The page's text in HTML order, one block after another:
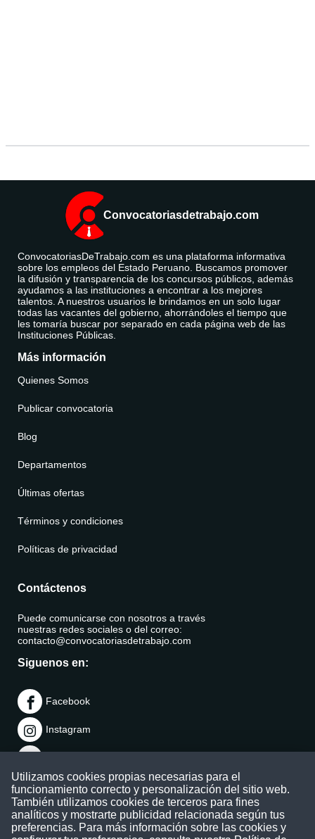
Convocatoriasdetrabajo.com
ConvocatoriasDeTrabajo.com es una plataforma informativa
sobre los empleos del Estado Peruano. Buscamos promover
la difusión y transparencia de los concursos públicos, además
ayudamos a las instituciones a encontrar a los mejores
talentos. A nuestros usuarios le brindamos en un solo lugar
todas las vacantes del gobierno, ahorrándoles el tiempo que
les tomaría buscar por separado en cada página web de las
Instituciones Públicas.
Más información
Quienes Somos
Publicar convocatoria
Blog
Departamentos
Últimas ofertas
Términos y condiciones
Políticas de privacidad
Contáctenos
Puede comunicarse con nosotros a través
nuestras redes sociales o del correo:
contacto@convocatoriasdetrabajo.com
Siguenos en:
Facebook
Instagram
Telegram
TikTok
Utilizamos cookies propias necesarias para el
funcionamiento correcto y personalización del sitio web.
También utilizamos cookies de terceros para fines
analíticos y mostrarte publicidad relacionada según tus
preferencias. Para más información sobre las cookies y